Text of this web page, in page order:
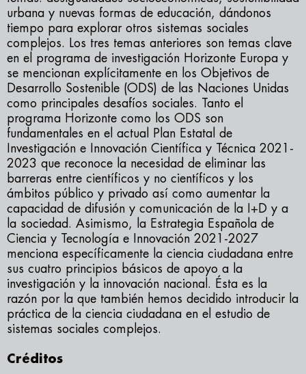
urbana y nuevas formas de educación, dándonos
tiempo para explorar otros sistemas sociales
complejos. Los tres temas anteriores son temas clave
en el programa de investigación Horizonte Europa y
se mencionan explícitamente en los Objetivos de
Desarrollo Sostenible (ODS) de las Naciones Unidas
como principales desafíos sociales. Tanto el
programa Horizonte como los ODS son
fundamentales en el actual Plan Estatal de
Investigación e Innovación Científica y Técnica 2021-
2023 que reconoce la necesidad de eliminar las
barreras entre científicos y no científicos y los
ámbitos público y privado así como aumentar la
capacidad de difusión y comunicación de la I+D y a
la sociedad. Asimismo, la Estrategia Española de
Ciencia y Tecnología e Innovación 2021-2027
menciona específicamente la ciencia ciudadana entre
sus cuatro principios básicos de apoyo a la
investigación y la innovación nacional. Ésta es la
razón por la que también hemos decidido introducir la
práctica de la ciencia ciudadana en el estudio de
sistemas sociales complejos.
Créditos